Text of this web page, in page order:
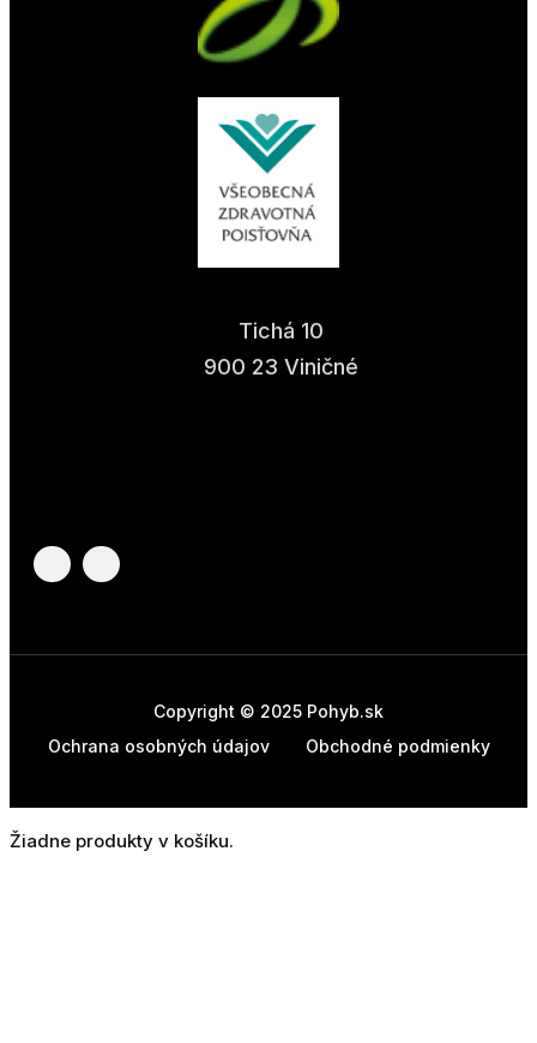
Tichá 10
900 23 Viničné
Copyright © 2025 Pohyb.sk
Ochrana osobných údajov
Obchodné podmienky
Žiadne produkty v košíku.